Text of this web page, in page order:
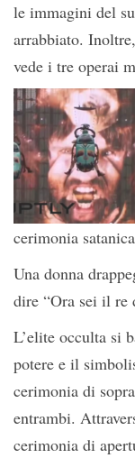
le immagini del
arrabbiato.
vede i tre operai
cerimonia
Una donna
dire “Ora sei il re
L’elite occulta si
potere e il
cerimonia di
entrambi.
cerimonia di